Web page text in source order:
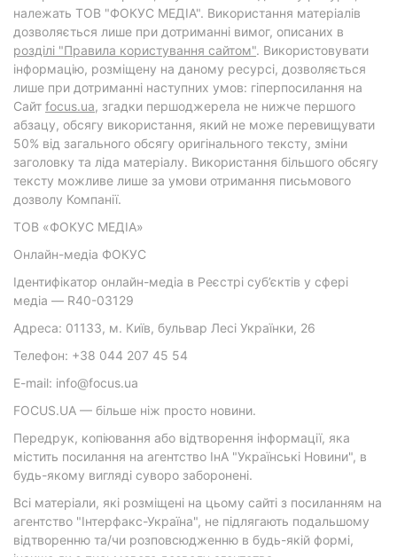
належать ТОВ "ФОКУС МЕДІА". Використання матеріалів
дозволяється лише при дотриманні вимог, описаних в
розділі "Правила користування сайтом". Використовувати
інформацію, розміщену на даному ресурсі, дозволяється
лише при дотриманні наступних умов: гіперпосилання на
Cайт focus.ua, згадки першоджерела не нижче першого
абзацу, обсягу використання, який не може перевищувати
50% від загального обсягу оригінального тексту, зміни
заголовку та ліда матеріалу. Використання більшого обсягу
тексту можливе лише за умови отримання письмового
дозволу Компанії.
ТОВ «ФОКУС МЕДІА»
Онлайн-медіа ФОКУС
Ідентифікатор онлайн-медіа в Реєстрі суб’єктів у сфері
медіа — R40-03129
Адреса: 01133, м. Київ, бульвар Лесі Українки, 26
Телефон: +38 044 207 45 54
E-mail: info@focus.ua
FOCUS.UA — більше ніж просто новини.
Передрук, копіювання або відтворення інформації, яка
містить посилання на агентство ІнА "Українські Новини", в
будь-якому вигляді суворо заборонені.
Всі матеріали, які розміщені на цьому сайті з посиланням на
агентство "Інтерфакс-Україна", не підлягають подальшому
відтворенню та/чи розповсюдженню в будь-якій формі,